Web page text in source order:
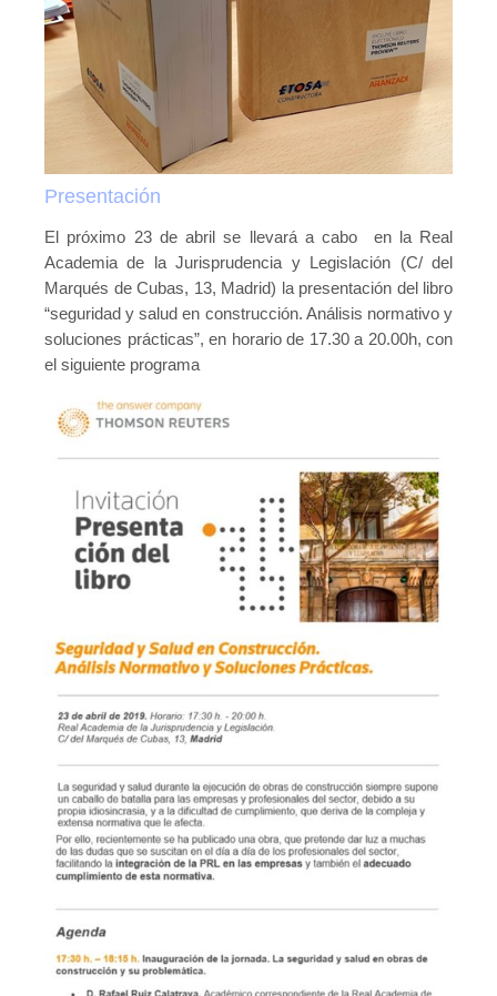
Presentación
El próximo 23 de abril se llevará a cabo en la Real
Academia de la Jurisprudencia y Legislación (C/ del
Marqués de Cubas, 13, Madrid) la presentación del libro
“seguridad y salud en construcción. Análisis normativo y
soluciones prácticas”, en horario de 17.30 a 20.00h, con
el siguiente programa